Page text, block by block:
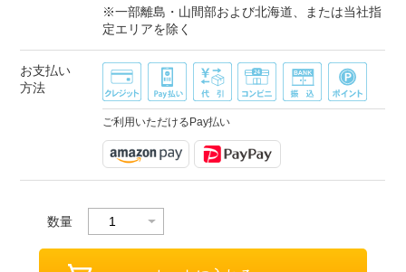
※一部離島・山間部および北海道、または当社指
定エリアを除く
お支払い
方法
ご利用いただけるPay払い
数量